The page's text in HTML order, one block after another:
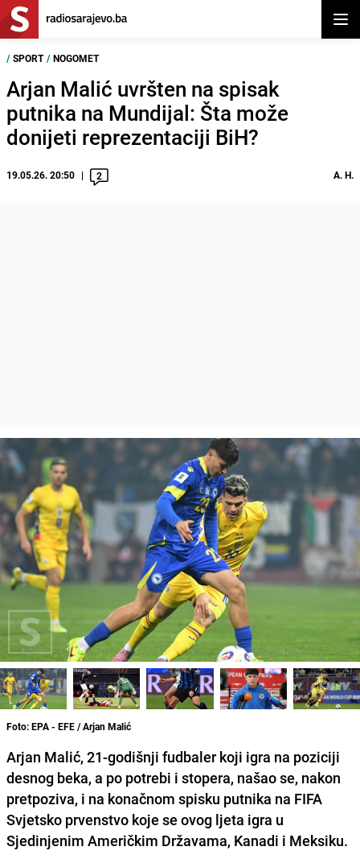
/ SPORT / NOGOMET
Arjan Malić uvršten na spisak
putnika na Mundijal: Šta može
donijeti reprezentaciji BiH?
19.05.26. 20:50 2 A. H.
Foto: EPA - EFE / Arjan Malić
Arjan Malić, 21-godišnji fudbaler koji igra na poziciji
desnog beka, a po potrebi i stopera, našao se, nakon
pretpoziva, i na konačnom spisku putnika na FIFA
Svjetsko prvenstvo koje se ovog ljeta igra u
Sjedinjenim Američkim Državama, Kanadi i Meksiku.